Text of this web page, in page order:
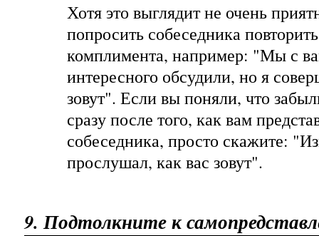
Хотя это выглядит не очень
попросить собеседника
комплимента, например: "Мы с
интересного обсудили, но я
зовут". Если вы поняли, что
сразу после того, как вам
собеседника, просто скажите:
прослушал, как вас зовут".
9. Подтолкните к